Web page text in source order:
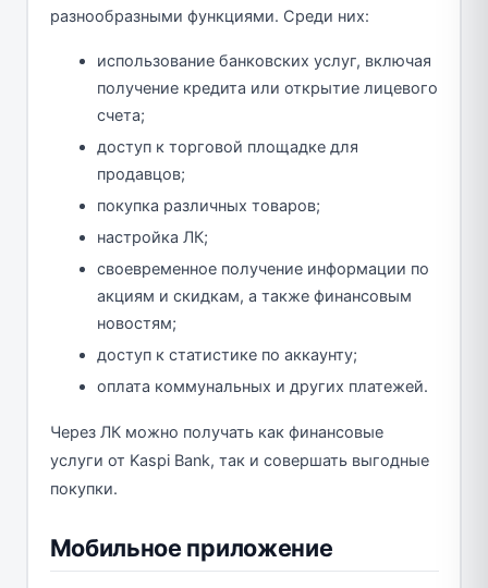
разнообразными функциями. Среди них:
использование банковских услуг, включая
получение кредита или открытие лицевого
счета;
доступ к торговой площадке для
продавцов;
покупка различных товаров;
настройка ЛК;
своевременное получение информации по
акциям и скидкам, а также финансовым
новостям;
доступ к статистике по аккаунту;
оплата коммунальных и других платежей.
Через ЛК можно получать как финансовые
услуги от Kaspi Bank, так и совершать выгодные
покупки.
Мобильное приложение